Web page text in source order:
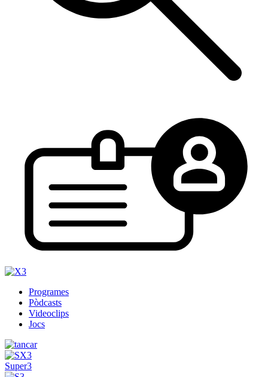
Programes
Pòdcasts
Videoclips
Jocs
Super3